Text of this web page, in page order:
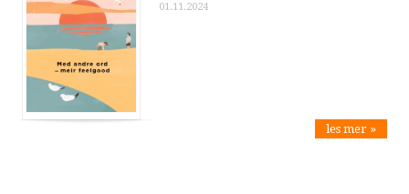
01.11.2024
les mer »